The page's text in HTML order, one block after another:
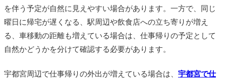
を伴う予定が自然に見えやすい場合があります。一方で、同じ
曜日に帰宅が遅くなる、駅周辺や飲食店への立ち寄りが増え
る、車移動の距離も増えている場合は、仕事帰りの予定として
自然かどうかを分けて確認する必要があります。
宇都宮周辺で仕事帰りの外出が増えている場合は、 宇都宮で仕